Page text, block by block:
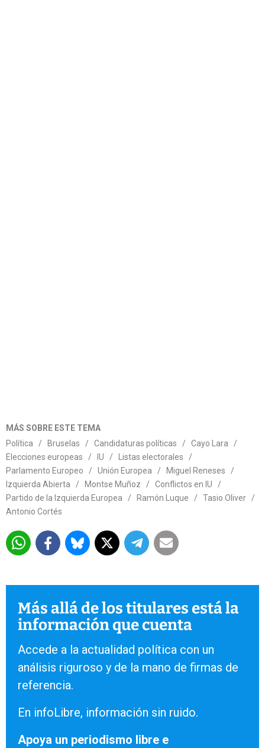
MÁS SOBRE ESTE TEMA
Política
/ Bruselas / Candidaturas políticas / Cayo Lara
/
Elecciones europeas
/ IU / Listas electorales
/
Parlamento Europeo
/ Unión Europea / Miguel Reneses
/
Izquierda Abierta
/ Montse Muñoz / Conflictos en IU
/
Partido de la Izquierda Europea
/ Ramón Luque / Tasio Oliver
/
Antonio Cortés
Más allá de los titulares está la
información que cuenta
Accede a la actualidad política con un
análisis riguroso y de la mano de firmas de
referencia.
En infoLibre, información sin ruido.
Apoya un periodismo libre e